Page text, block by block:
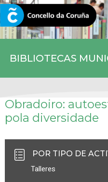
BIBLIOTECAS
CORUNA.GAL
Obradoiro:
pola diversidade
POR TIPO DE
Talleres